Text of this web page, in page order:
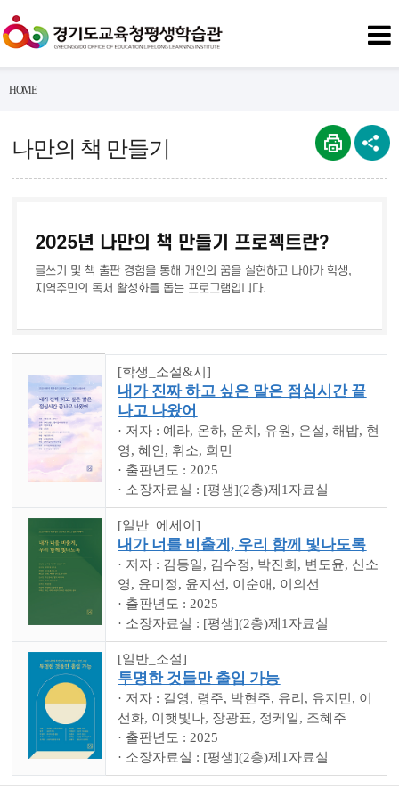
HOME
나만의 책 만들기
2025년 나만의 책 만들기 프로젝트란?
글쓰기 및 책 출판 경험을 통해 개인의 꿈을 실현하고 나아가 학생,
지역주민의 독서 활성화를 돕는 프로그램입니다.
[학생_소설&시]
내가 진짜 하고 싶은 말은 점심시간 끝
나고 나왔어
· 저자 : 예라, 온하, 운치, 유원, 은설, 해밥, 현
영, 혜인, 휘소, 희민
· 출판년도 : 2025
· 소장자료실 : [평생](2층)제1자료실
[일반_에세이]
내가 너를 비출게, 우리 함께 빛나도록
· 저자 : 김동일, 김수정, 박진희, 변도윤, 신소
영, 윤미정, 윤지선, 이순애, 이의선
· 출판년도 : 2025
· 소장자료실 : [평생](2층)제1자료실
[일반_소설]
투명한 것들만 출입 가능
· 저자 : 길영, 령주, 박현주, 유리, 유지민, 이
선화, 이햇빛나, 장광표, 정케일, 조혜주
· 출판년도 : 2025
· 소장자료실 : [평생](2층)제1자료실